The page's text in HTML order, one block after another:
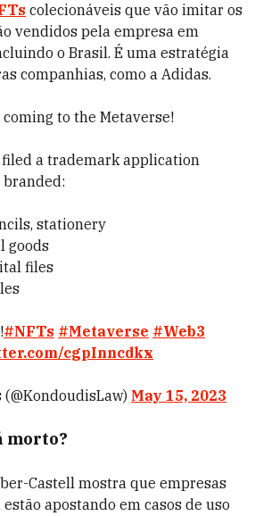
colecionáveis que vão imitar os
vendidos pela empresa em
o Brasil. É uma estratégia
companhias, como a Adidas.
coming to the Metaverse!
a trademark application
stationery
goods
files
#NFTs #Metaverse #Web3
cgpInncdkx
May 15, 2023
morto?
Castell mostra que empresas
apostando em casos de uso